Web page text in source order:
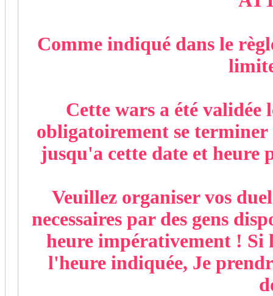
Comme indiqué dans le
Cette wars a été validée
obligatoirement se terminer
jusqu'a cette date et
Veuillez organiser vos
necessaires par des gens
heure impérativement !
l'heure indiquée, Je